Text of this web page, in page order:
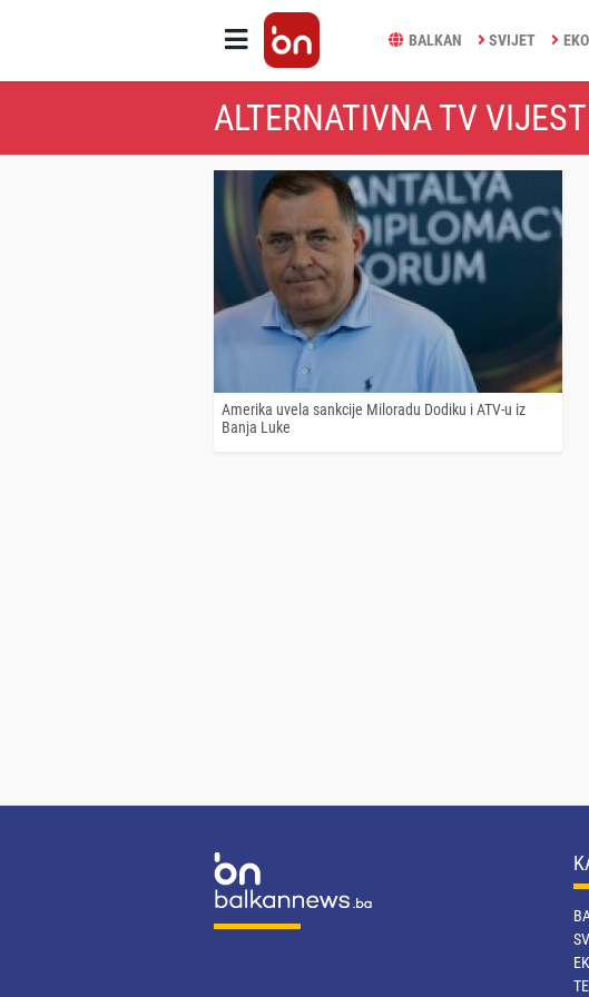
BALKAN SVIJET
ALTERNATIVNA TV
Amerika uvela sankcije Miloradu Dodiku i ATV-u iz
Banja Luke